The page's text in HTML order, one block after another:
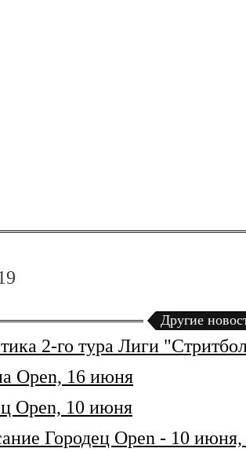
Другие
2-го тура Лиги
Open, 16 июня
Open, 10 июня
Городец Open - 10